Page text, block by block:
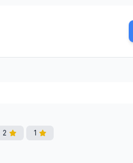
2 1